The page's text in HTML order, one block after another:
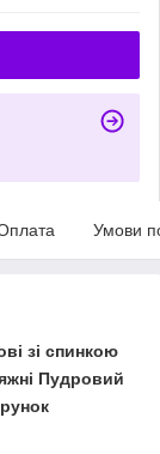
Умови
зі спинкою
Пудровий